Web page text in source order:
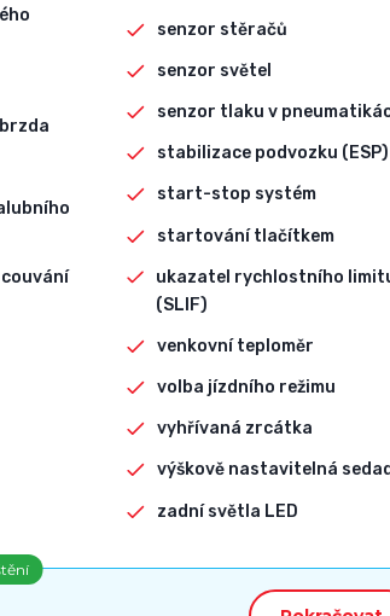
senzor stěračů
senzor světel
senzor tlaku v
stabilizace podvozku (ESP)
start-stop systém
startování tlačítkem
ukazatel rychlostního
(SLIF)
venkovní teploměr
volba jízdního režimu
vyhřívaná zrcátka
výškově nastavitelná
zadní světla LED